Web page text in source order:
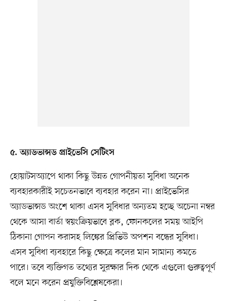
৫. অ্যাডভান্সড প্রাইভেসি সেটিংস
হোয়াটসঅ্যাপে থাকা কিছু উন্নত গোপনীয়তা সুবিধা অনেক
ব্যবহারকারীই সচেতনভাবে ব্যবহার করেন না। প্রাইভেসির
অ্যাডভান্সড অংশে থাকা এসব সুবিধার অন্যতম হচ্ছে অচেনা নম্বর
থেকে আসা বার্তা স্বয়ংক্রিয়ভাবে ব্লক, ফোনকলের সময় আইপি
ঠিকানা গোপন করাসহ লিঙ্কের প্রিভিউ অপশন বন্ধের সুবিধা।
এসব সুবিধা ব্যবহারে কিছু ক্ষেত্রে কলের মান সামান্য কমতে
পারে। তবে ব্যক্তিগত তথ্যের সুরক্ষার দিক থেকে এগুলো গুরুত্বপূর্ণ
বলে মনে করেন প্রযুক্তিবিশ্লেষকেরা।